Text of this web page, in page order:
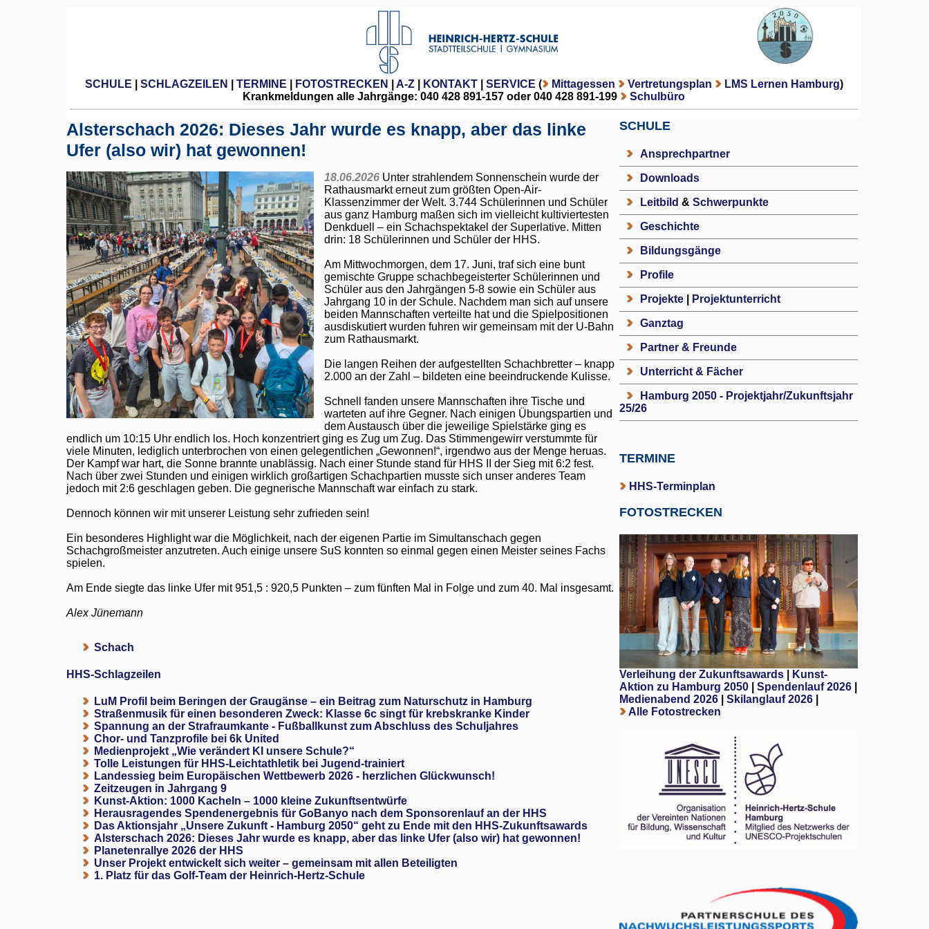
SCHULE SCHLAGZEILEN TERMINE FOTOSTRECKEN A-Z| KONTAKT| SERVICE ( Mittagessen Vertretungsplan LMS Lernen Hamburg)
Krankmeldungen alle Jahrgänge: 040 428 891-157 oder 040 428 891-199
Schulbüro
Alsterschach 2026: Dieses Jahr wurde es knapp, aber das linke
Ufer (also wir) hat gewonnen!
18.06.2026 Unter strahlendem Sonnenschein wurde der
Rathausmarkt erneut zum größten Open-Air-
Klassenzimmer der Welt. 3.744 Schülerinnen und Schüler
aus ganz Hamburg maßen sich im vielleicht kultiviertesten
Denkduell – ein Schachspektakel der Superlative. Mitten
drin: 18 Schülerinnen und Schüler der HHS.
Am Mittwochmorgen, dem 17. Juni, traf sich eine bunt
gemischte Gruppe schachbegeisterter Schülerinnen und
Schüler aus den Jahrgängen 5-8 sowie ein Schüler aus
Jahrgang 10 in der Schule. Nachdem man sich auf unsere
beiden Mannschaften verteilte hat und die Spielpositionen
ausdiskutiert wurden fuhren wir gemeinsam mit der U-Bahn
zum Rathausmarkt.
Die langen Reihen der aufgestellten Schachbretter – knapp
2.000 an der Zahl – bildeten eine beeindruckende Kulisse.
Schnell fanden unsere Mannschaften ihre Tische und
warteten auf ihre Gegner. Nach einigen Übungspartien und
dem Austausch über die jeweilige Spielstärke ging es
endlich um 10:15 Uhr endlich los. Hoch konzentriert ging es Zug um Zug. Das Stimmengewirr verstummte für
viele Minuten, lediglich unterbrochen von einen gelegentlichen „Gewonnen!“, irgendwo aus der Menge heruas.
Der Kampf war hart, die Sonne brannte unablässig. Nach einer Stunde stand für HHS II der Sieg mit 6:2 fest.
Nach über zwei Stunden und einigen wirklich großartigen Schachpartien musste sich unser anderes Team
jedoch mit 2:6 geschlagen geben. Die gegnerische Mannschaft war einfach zu stark.
Dennoch können wir mit unserer Leistung sehr zufrieden sein!
Ein besonderes Highlight war die Möglichkeit, nach der eigenen Partie im Simultanschach gegen
Schachgroßmeister anzutreten. Auch einige unsere SuS konnten so einmal gegen einen Meister seines Fachs
spielen.
Am Ende siegte das linke Ufer mit 951,5 : 920,5 Punkten – zum fünften Mal in Folge und zum 40. Mal insgesamt.
Alex Jünemann
Schach
HHS-Schlagzeilen
LuM Profil beim Beringen der Graugänse – ein Beitrag zum Naturschutz in Hamburg
Straßenmusik für einen besonderen Zweck: Klasse 6c singt für krebskranke Kinder
Spannung an der Strafraumkante - Fußballkunst zum Abschluss des Schuljahres
Chor- und Tanzprofile bei 6k United
Medienprojekt „Wie verändert KI unsere Schule?“
Tolle Leistungen für HHS-Leichtathletik bei Jugend-trainiert
Landessieg beim Europäischen Wettbewerb 2026 - herzlichen Glückwunsch!
Zeitzeugen in Jahrgang 9
Kunst-Aktion: 1000 Kacheln – 1000 kleine Zukunftsentwürfe
Herausragendes Spendenergebnis für GoBanyo nach dem Sponsorenlauf an der HHS
Das Aktionsjahr „Unsere Zukunft - Hamburg 2050“ geht zu Ende mit den HHS-Zukunftsawards
Alsterschach 2026: Dieses Jahr wurde es knapp, aber das linke Ufer (also wir) hat gewonnen!
Planetenrallye 2026 der HHS
Unser Projekt entwickelt sich weiter – gemeinsam mit allen Beteiligten
1. Platz für das Golf-Team der Heinrich-Hertz-Schule
SCHULE
Ansprechpartner
Downloads
Leitbild & Schwerpunkte
Geschichte
Bildungsgänge
Profile
Projekte| Projektunterricht
Ganztag
Partner & Freunde
Unterricht & Fächer
Hamburg 2050 - Projektjahr/Zukunftsjahr
25/26
TERMINE
HHS-Terminplan
FOTOSTRECKEN
Verleihung der Zukunftsawards|
Kunst-
Aktion zu Hamburg 2050
Spendenlauf 2026|
Medienabend 2026| Skilanglauf 2026|
Alle Fotostrecken